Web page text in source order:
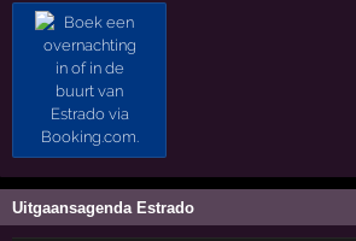
Uitgaansagenda Estrado